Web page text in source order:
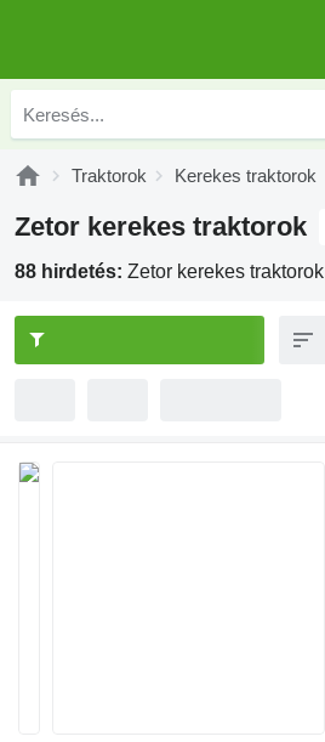
Traktorok Kerekes traktorok
Zetor kerekes traktorok
88 hirdetés: Zetor kerekes traktorok